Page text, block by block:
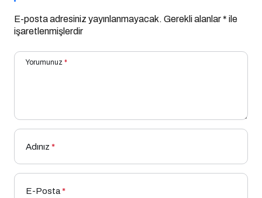
E-posta adresiniz yayınlanmayacak. Gerekli alanlar* ile
işaretlenmişlerdir
Yorumunuz *
Adınız *
E-Posta*